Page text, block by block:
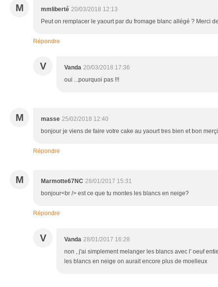
M mmliberté 20/03/2018 12:13
Peut on remplacer le yaourt par du fromage blanc allégé ? Merci
Répondre
V Vanda 20/03/2018 17:36
oui ...pourquoi pas !!!
M masse 25/02/2018 12:40
bonjour je viens de faire votre cake au yaourt tres bien et bon
Répondre
M Marmotte67NC 28/01/2017 15:31
bonjour<br /> est ce que tu montes les blancs en neige?
Répondre
V Vanda 28/01/2017 16:28
non , j'ai simplement melanger les blancs avec l' oeuf
les blancs en neige on aurait encore plus de moelleux